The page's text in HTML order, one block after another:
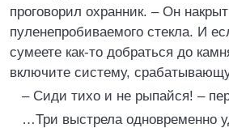
проговорил охранник. – Он
пуленепробиваемого стекла. И
сумеете как-то добраться до
включите систему,
– Сиди тихо и не рыпайся! –
…Три выстрела одновременно